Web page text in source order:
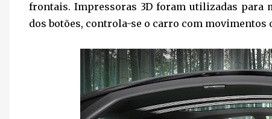
frontais. Impressoras 3D foram utilizadas para
dos botões, controla-se o carro com movimentos